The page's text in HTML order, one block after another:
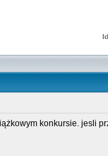
konkursie. jesli